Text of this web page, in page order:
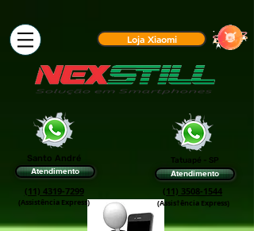
Loja Xiaomi
Santo André
Atendimento
(11) 4319-7299
(Assistência Express)
Tatuapé - SP
Atendimento
(11) 3508-1544
(Assis†ência Express)